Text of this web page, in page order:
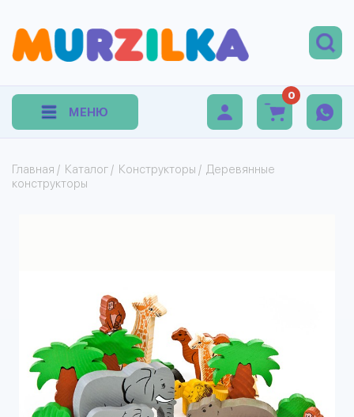
МЕНЮ
0
Главная / Каталог / Конструкторы / Деревянные
конструкторы